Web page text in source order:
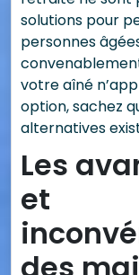
solutions pour
personnes
votre aîné
option, sachez
alternatives
Les
et